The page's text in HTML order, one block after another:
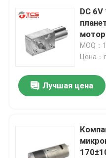
DC
MOQ：
Цена：
Лучшая цена